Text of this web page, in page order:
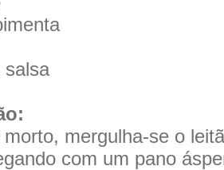
salsa
morto, mergulha-se o
com um pano